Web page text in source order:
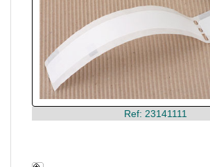
Ref: 23141111